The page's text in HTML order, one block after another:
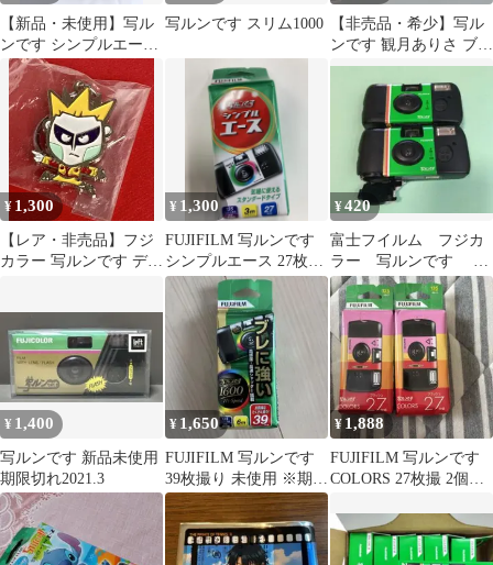
【新品・未使用】写ル
ンです シンプルエース
27枚撮り 2個セット
写ルンです スリム1000
【非売品・希少】写ル
ンです 観月ありさ ブリ
ヂストン ケース付き 3
個セット
¥ 1,300
【レア・非売品】フジ
カラー 写ルンです デー
¥ 1,300
FUJIFILM 写ルンです
シンプルエース 27枚撮
り
¥420
富士フイルム フジカ
ラー 写ルンです 使
用済み 空ケース 2セ
ット
¥ 1,400
写ルンです 新品未使用
期限切れ2021.3
¥ 1,650
FUJIFILM 写ルンです
39枚撮り 未使用 ※期限
切れ※
¥ 1,888
FUJIFILM 写ルンです
COLORS 27枚撮 2個セ